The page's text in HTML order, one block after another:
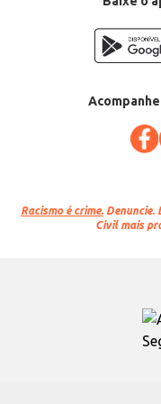
Racismo é crime. Denuncie.
Civil mais